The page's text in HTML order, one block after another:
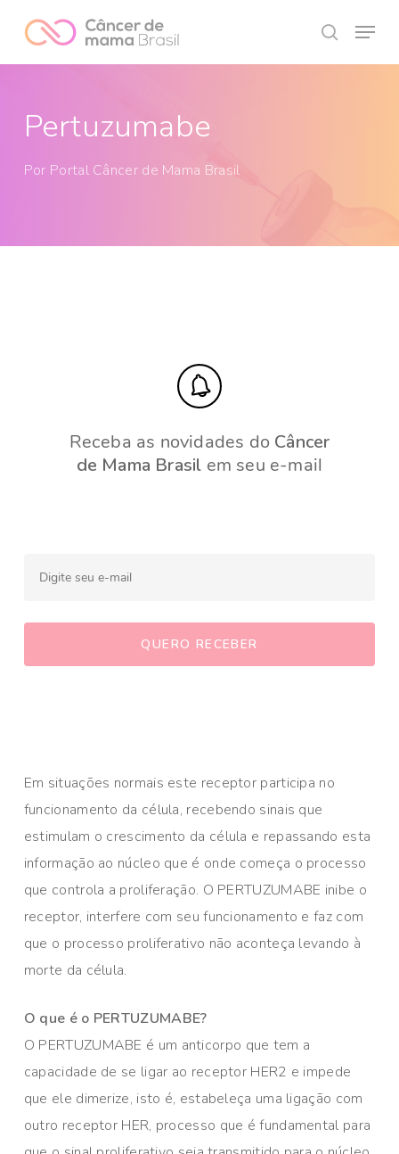
main
Menu
Pertuzumabe
Por Portal Câncer de Mama Brasil
Receba as novidades do Câncer
de Mama Brasil em seu e-mail
Em situações normais este receptor participa no
funcionamento da célula, recebendo sinais que
estimulam o crescimento da célula e repassando esta
informação ao núcleo que é onde começa o processo
que controla a proliferação. O PERTUZUMABE inibe o
receptor, interfere com seu funcionamento e faz com
que o processo proliferativo não aconteça levando à
morte da célula.
O que é o PERTUZUMABE?
O PERTUZUMABE é um anticorpo que tem a
capacidade de se ligar ao receptor HER2 e impede
que ele dimerize, isto é, estabeleça uma ligação com
outro receptor HER, processo que é fundamental para